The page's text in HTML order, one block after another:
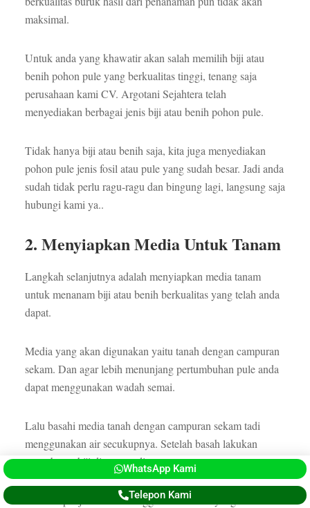
maksimal.
Untuk anda yang khawatir akan salah memilih biji atau
benih pohon pule yang berkualitas tinggi, tenang saja
perusahaan kami CV. Argotani Sejahtera telah
menyediakan berbagai jenis biji atau benih pohon pule.
Tidak hanya biji atau benih saja, kita juga menyediakan
pohon pule jenis fosil atau pule yang sudah besar. Jadi anda
sudah tidak perlu ragu-ragu dan bingung lagi, langsung saja
hubungi kami ya..
2. Menyiapkan Media Untuk Tanam
Langkah selanjutnya adalah menyiapkan media tanam
untuk menanam biji atau benih berkualitas yang telah anda
dapat.
Media yang akan digunakan yaitu tanah dengan campuran
sekam. Dan agar lebih menunjang pertumbuhan pule anda
dapat menggunakan wadah semai.
Lalu basahi media tanah dengan campuran sekam tadi
menggunakan air secukupnya. Setelah basah lakukan
penyebaran biji di atas media.
Dan tutup biji tersebut menggunakan tanah yang ditabur di
WhatsApp Kami
Telepon Kami